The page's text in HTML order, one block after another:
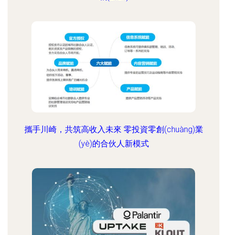
攜手川崎，共筑高收入未來 零投資零創(chuàng)業
(yè)的合伙人新模式